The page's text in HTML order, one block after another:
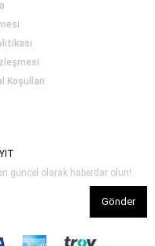
Koşulları
güncel olarak haberdar olun!
Gönder